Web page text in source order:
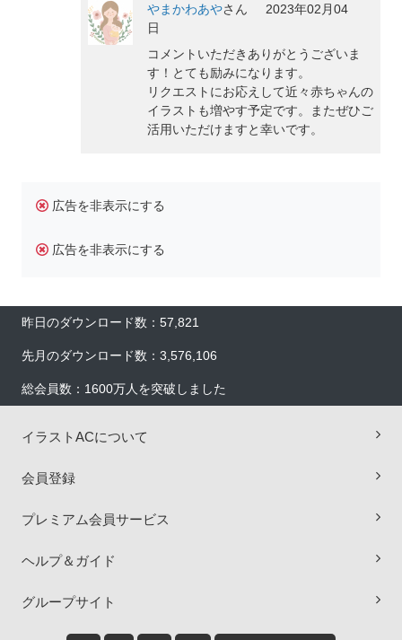
やまかわあやさん
2023年02月04
日
コメントいただきありがとうございま
す！とても励みになります。
リクエストにお応えして近々赤ちゃんの
イラストも増やす予定です。またぜひご
活用いただけますと幸いです。
広告を非表示にする
広告を非表示にする
昨日のダウンロード数：57,821
先月のダウンロード数：3,576,106
総会員数：1600万人を突破しました
イラストACについて
会員登録
プレミアム会員サービス
ヘルプ＆ガイド
グループサイト